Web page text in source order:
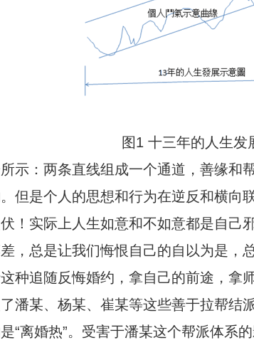
图1 十三年的人生发
示：两条直线组成一个通道，善缘和
但是个人的思想和行为在逆反和横向
！实际上人生如意和不如意都是自己
，总是让我们悔恨自己的自以为是，
种追随反悔婚约，拿自己的前途，拿
潘某、杨某、崔某等这些善于拉帮结
“离婚热”。受害于潘某这个帮派体系